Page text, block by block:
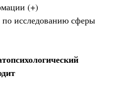
(+)
по исследованию сферы